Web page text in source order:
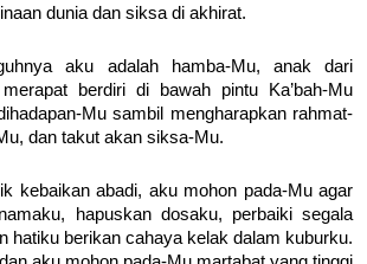
dunia dan siksa di akhirat.
aku adalah hamba-Mu, anak dari
berdiri di bawah pintu Ka’bah-Mu
Mu sambil mengharapkan rahmat-
dan takut akan siksa-Mu.
kebaikan abadi, aku mohon pada-Mu agar
hapuskan dosaku, perbaiki segala
hatiku berikan cahaya kelak dalam kuburku.